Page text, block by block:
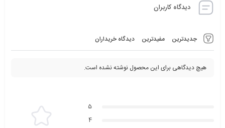
دیدگاه کاربران
جدیدترین مفیدترین دیدگاه خریداران
هیچ دیدگاهی برای این محصول نوشته نشده است.
5
4